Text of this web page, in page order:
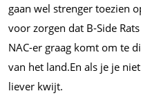
gaan wel strenger toezien
voor zorgen dat B-Side
NAC-er graag komt om te
van het land.En als je je
liever kwijt.